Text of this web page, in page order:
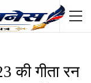
की गीता रन